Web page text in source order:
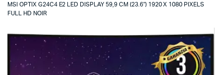
MSI OPTIX G24C4 E2 LED DISPLAY 59,9 CM (23.6″) 1920 X 1080 PIXELS
FULL HD NOIR
1
Previous